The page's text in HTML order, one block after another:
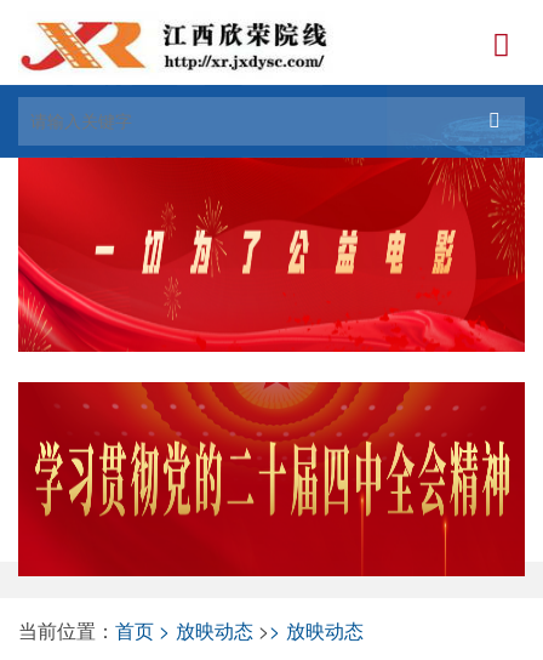
当前位置： 首页 放映动态 > 放映动态